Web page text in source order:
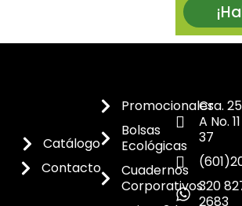
Catálogo
Contacto
Promocionales
Bolsas
Ecológicas
Cuadernos
Corporativos
Cra. 25
A No.
37
320
2683